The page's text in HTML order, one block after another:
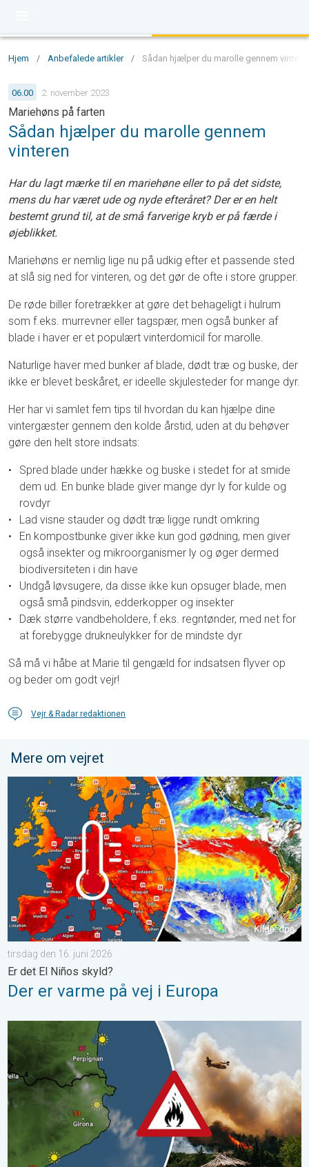
Hjem / Anbefalede artikler / Sådan hjælper du marolle gennem
06.00 2. november 2023
Mariehøns på farten
Sådan hjælper du marolle gennem
vinteren
Har du lagt mærke til en mariehøne eller to på det sidste,
mens du har været ude og nyde efteråret? Der er en helt
bestemt grund til, at de små farverige kryb er på færde i
øjeblikket.
Mariehøns er nemlig lige nu på udkig efter et passende sted
at slå sig ned for vinteren, og det gør de ofte i store grupper.
De røde biller foretrækker at gøre det behageligt i hulrum
som f.eks. murrevner eller tagspær, men også bunker af
blade i haver er et populært vinterdomicil for marolle.
Naturlige haver med bunker af blade, dødt træ og buske, der
ikke er blevet beskåret, er ideelle skjulesteder for mange dyr.
Her har vi samlet fem tips til hvordan du kan hjælpe dine
vintergæster gennem den kolde årstid, uden at du behøver
gøre den helt store indsats:
Spred blade under hække og buske i stedet for at smide
dem ud. En bunke blade giver mange dyr ly for kulde og
rovdyr
Lad visne stauder og dødt træ ligge rundt omkring
En kompostbunke giver ikke kun god gødning, men giver
også insekter og mikroorganismer ly og øger dermed
biodiversiteten i din have
Undgå løvsugere, da disse ikke kun opsuger blade, men
også små pindsvin, edderkopper og insekter
Dæk større vandbeholdere, f.eks. regntønder, med net for
at forebygge drukneulykker for de mindste dyr
Så må vi håbe at Marie til gengæld for indsatsen flyver op
og beder om godt vejr!
Vejr & Radar redaktionen
Mere om vejret
Der er varme på vej i Europa. Er det El Niños skyld?. . . tirsdag
tirsdag den 16. juni 2026
Er det El Niños skyld?
Der er varme på vej i Europa
Skovbrande hærger i Sydeuropa. Tørke og kraftig vind. . .